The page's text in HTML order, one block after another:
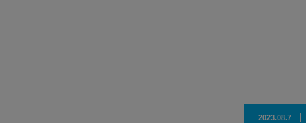
2023.08.7